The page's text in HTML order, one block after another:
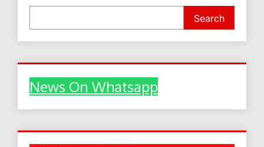
Search
News On Whatsapp